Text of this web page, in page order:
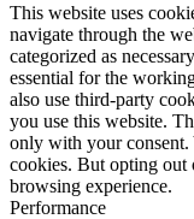
This website uses
navigate through the
categorized as
essential for the
also use third-party
you use this website.
only with your consent.
cookies. But opting out
browsing experience.
Performance